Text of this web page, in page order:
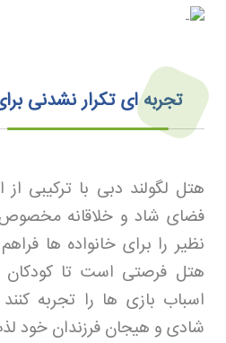
تجربه ای تکرار نشدنی
هتل لگولند دبی با ترکیبی
فضای شاد و خلاقانه
نظیر را برای خانواده ها
هتل فرصتی است تا کودکان
اسباب بازی ها را تجربه
شادی و هیجان فرزندان خود